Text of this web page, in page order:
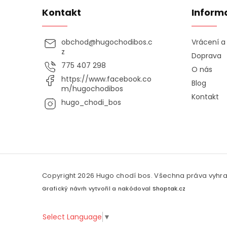
Kontakt
obchod@hugochodibos.c
z
775 407 298
https://www.facebook.co
m/hugochodibos
hugo_chodi_bos
Vrácení
Doprava
O nás
Blog
Kontakt
Copyright 2026 Hugo chodí bos. Všechna práva
Grafický návrh vytvořil a nakódoval Shoptak.cz
Select Language ▼